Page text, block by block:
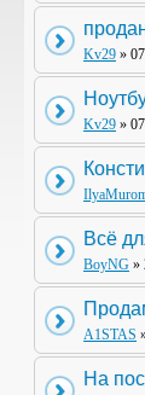
Kv29 »
Kv29 »
Всё
BoyNG »
A1STAS
На